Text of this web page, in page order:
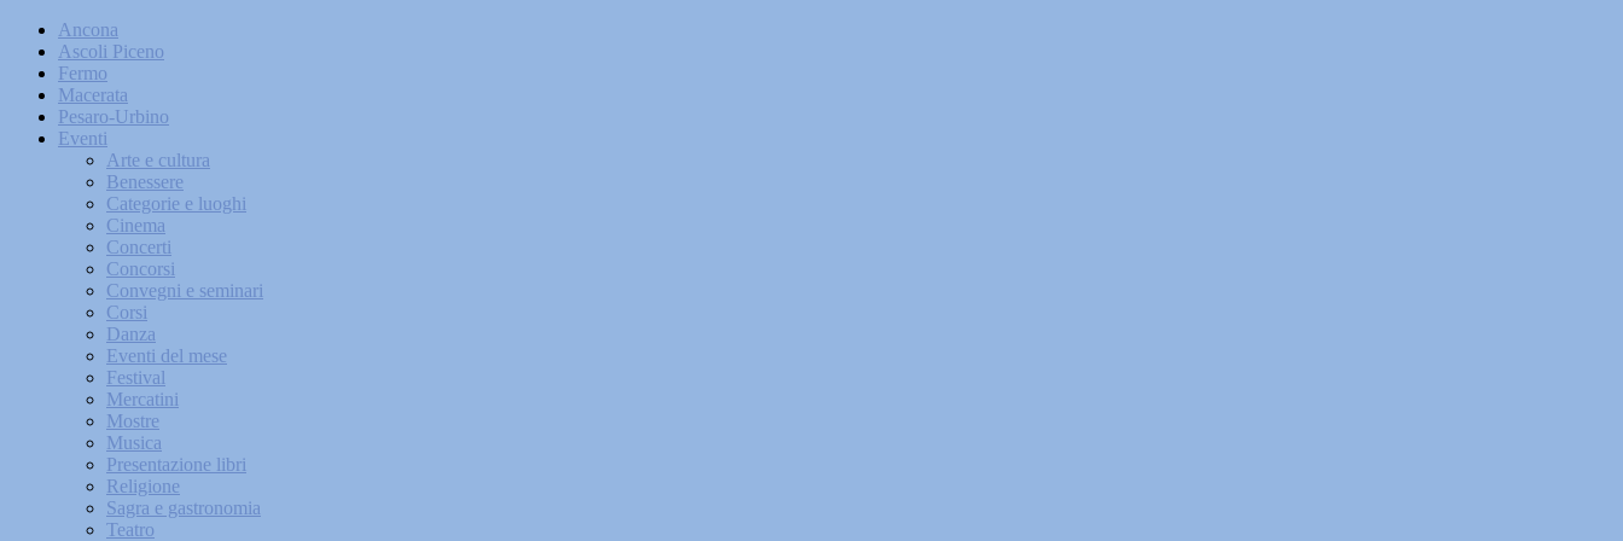
Ancona
Ascoli Piceno
Fermo
Macerata
Pesaro-Urbino
Eventi
Arte e cultura
Benessere
Categorie e luoghi
Cinema
Concerti
Concorsi
Convegni e seminari
Corsi
Danza
Eventi del mese
Festival
Mercatini
Mostre
Musica
Presentazione libri
Religione
Sagra e gastronomia
Teatro